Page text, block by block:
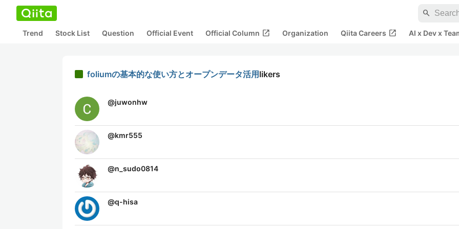
search
Trend Stock List Question Official Event Official Column open_in_new Organization Qiita Careers open_in_new AI x Dev x
foliumの基本的な使い方とオープンデータ活用 likers
@juwonhw
@kmr555
@n_sudo0814
@q-hisa